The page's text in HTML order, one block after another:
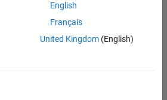
English
Français
United Kingdom(English)
Politique de confidentialité
Statut des applications